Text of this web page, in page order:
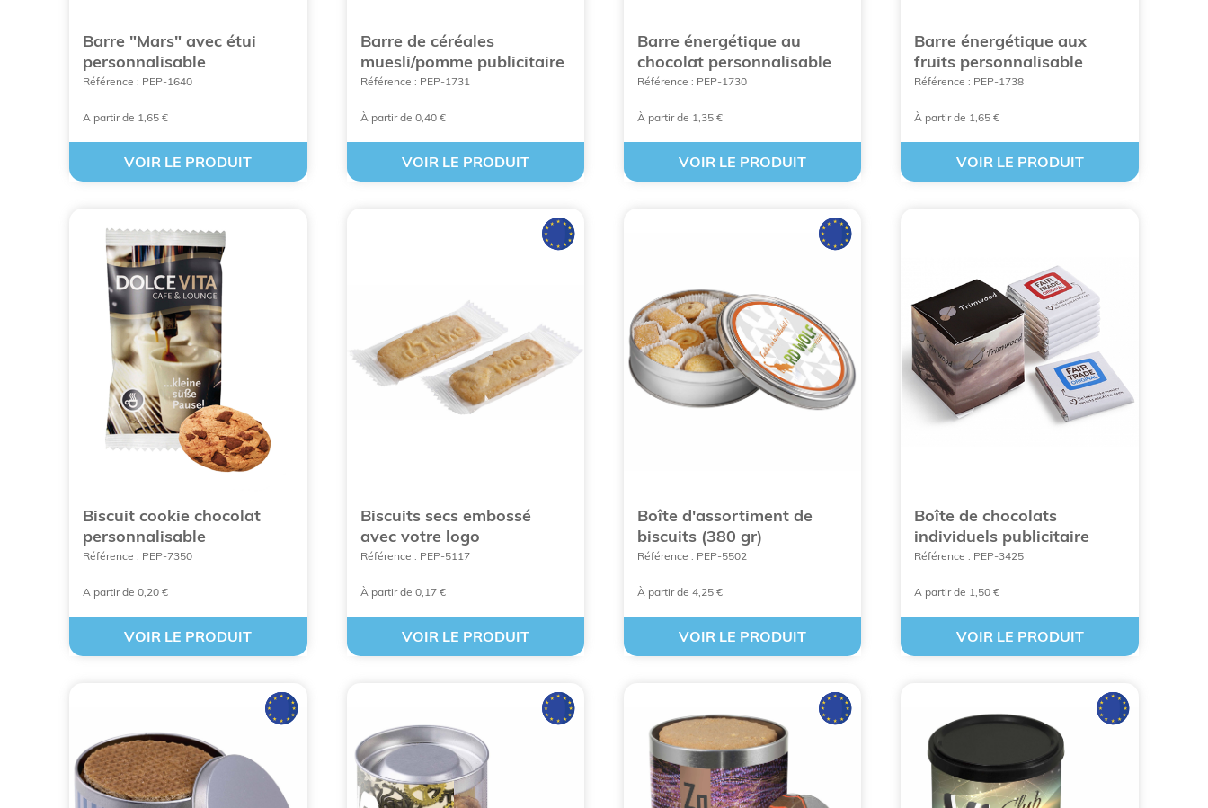
Les bonbons publicitaires : une idée de friandises publicitaires plus utilisées pour une valeur sûre
Le choix est large en matière de
. Les bonbons publicitaires sont les plus utilisés : sucrés, fruités, mentholés, acidulés, croquants,
fondants, pétillants. Les
Unsachet de bonbons personnalisés
à votre image reflète la valeur de l'entreprise. On peut les placer sur le comptoir de la réception d'un hôtel, à la
réception, dans la salle d'attente, dans un stand de salon professionnel ou même dans un magasin. Ce qui est sûr, c'est que ces goodies resteront
inaperçus.
Ces petitesfriandises personnalisées
vont promouvoir l'image de votre enseigne auprès d’un public bien ciblé. En petit format et à petit prix, vous pouvez
les distribuer pendant une opération de promotion, un lancement d'un nouveau produit ou d'un nouveau projet.
Un autre avantage, c'est que votre identité visuelle sera partout, étant donné qu’elle est présente sur le packaging du bonbon. Ça peut être une papillote,
un sachet transparent opaque, une boîte à pastilles, ou une boîte clic-clac.
Une grande variété defriandises publicitaires
avion, voiture, ampoule, étoile, bateau, moto, baskets, tour Eiffel. Un motif adapté à chaque occasion.
VOIR TOUTES NOS FRIANDISES PERSONNALISÉES PUBLICITAIRES EN LIGNE
Barre "Mars" avec étui
personnalisable
Référence : PEP-1640
A partir de 1,65 €
VOIR LE PRODUIT
Barre de céréales
muesli/pomme publicitaire
Référence : PEP-1731
À partir de 0,40 €
VOIR LE PRODUIT
Barre énergétique au
chocolat personnalisable
Référence : PEP-1730
À partir de 1,35 €
VOIR LE PRODUIT
Barre énergétique aux
fruits personnalisable
Référence : PEP-1738
À partir de 1,65 €
VOIR LE PRODUIT
Biscuit cookie chocolat
personnalisable
Référence : PEP-7350
A partir de 0,20 €
VOIR LE PRODUIT
Biscuits secs embossé
avec votre logo
Référence : PEP-5117
À partir de 0,17 €
VOIR LE PRODUIT
Boîte d'assortiment de
biscuits (380 gr)
Référence : PEP-5502
À partir de 4,25 €
VOIR LE PRODUIT
Boîte de chocolats
individuels publicitaire
Référence : PEP-3425
A partir de 1,50 €
VOIR LE PRODUIT